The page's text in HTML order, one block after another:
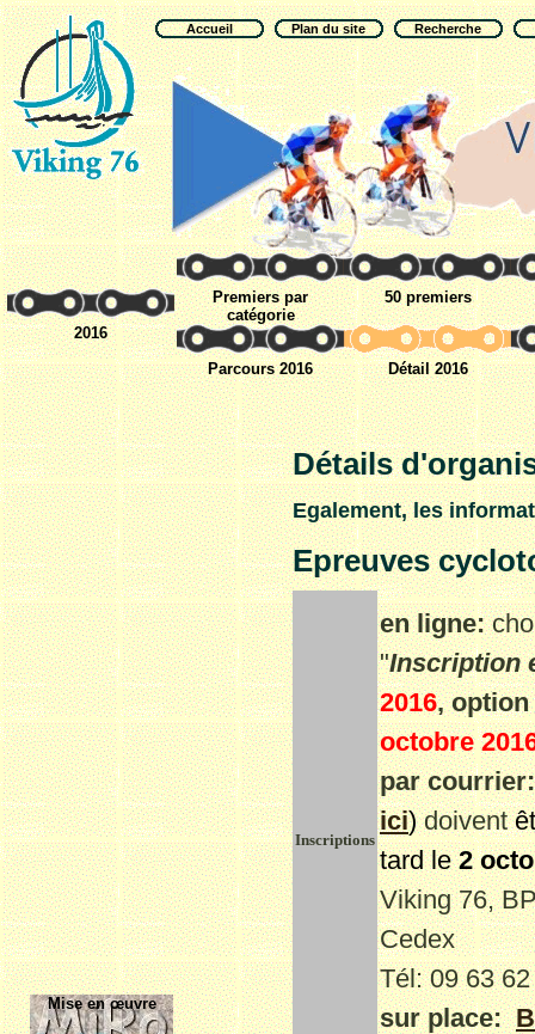
Accueil Plan du site Recherche
2016
Premiers par
catégorie
50 premiers
Parcours 2016 Détail 2016
Mise en œuvre
Détails
Egalement, les
Epreuves
Inscriptions
en ligne:
"Inscription
2016, option
octobre
par courrier:
ici)doivent
tard le2
Viking 76,
Cedex
Tél: 09 63
sur place: